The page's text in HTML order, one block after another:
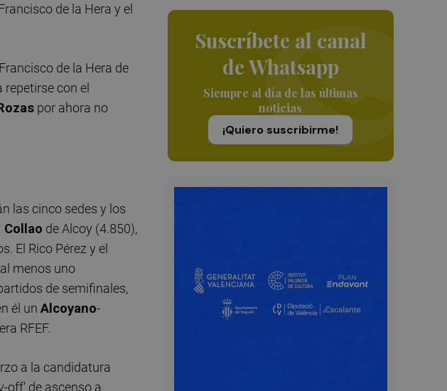
Suscríbete al canal
de Whatsapp
Siempre al día de las últimas
noticias
¡Quiero suscribirme!
de la Hera y el
de la Hera de
con el
por ahora no
las cinco sedes y los
Collao de Alcoy (4.850),
El Rico Pérez y el
menos uno
de semifinales,
él un Alcoyano-
RFEF.
a la candidatura
off' de ascenso a